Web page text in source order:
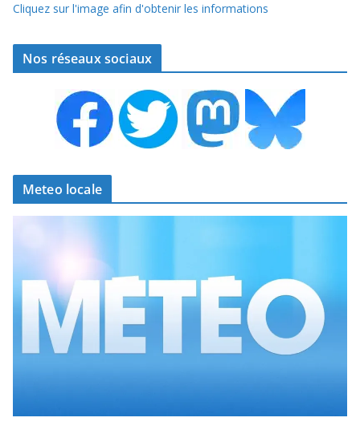
Cliquez sur l'image afin d'obtenir les informations
Nos réseaux sociaux
Meteo locale